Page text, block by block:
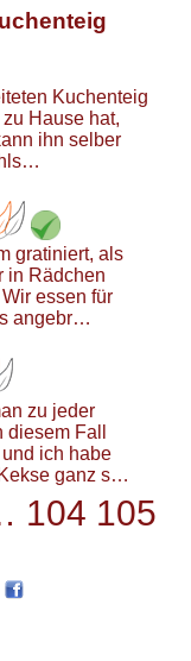
Kuchenteig
Hause hat,
ihn selber
gratiniert, als
in Rädchen
essen für
angebr…
zu jeder
Fall
ich habe
ganz s…
104 105